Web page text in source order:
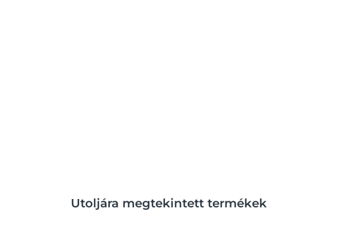
Utoljára megtekintett termékek